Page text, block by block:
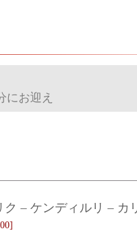
にお迎え
– ケンディルリ – カ